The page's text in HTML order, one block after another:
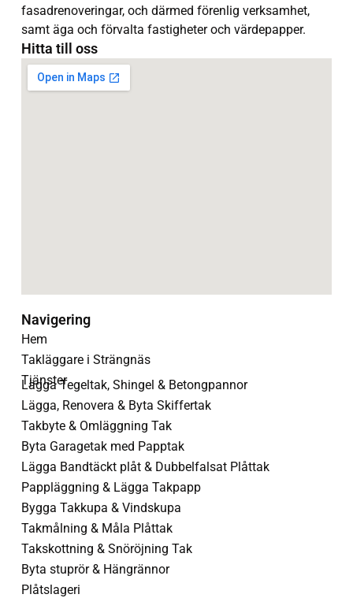
fasadrenoveringar, och därmed förenlig verksamhet,
samt äga och förvalta fastigheter och värdepapper.
Hitta till oss
Navigering
Hem
Takläggare i Strängnäs
Tjänster
Lägga Tegeltak, Shingel & Betongpannor
Lägga, Renovera & Byta Skiffertak
Takbyte & Omläggning Tak
Byta Garagetak med Papptak
Lägga Bandtäckt plåt & Dubbelfalsat Plåttak
Pappläggning & Lägga Takpapp
Bygga Takkupa & Vindskupa
Takmålning & Måla Plåttak
Takskottning & Snöröjning Tak
Byta stuprör & Hängrännor
Plåtslageri